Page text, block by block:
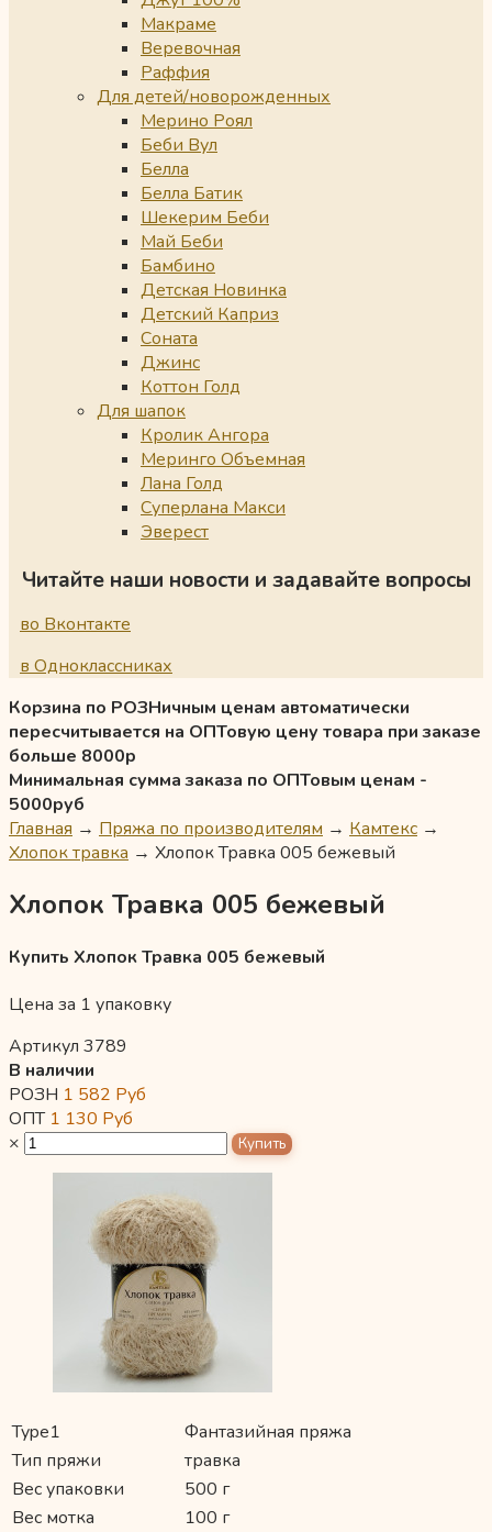
Макраме
Веревочная
Раффия
Для детей/новорожденных
Мерино Роял
Беби Вул
Белла
Белла Батик
Шекерим Беби
Май Беби
Бамбино
Детская Новинка
Детский Каприз
Соната
Джинс
Коттон Голд
Для шапок
Кролик Ангора
Меринго Объемная
Лана Голд
Суперлана Макси
Эверест
Читайте наши новости и задавайте вопросы
во Вконтакте
в Одноклассниках
Корзина по РОЗНичным ценам автоматически
пересчитывается на ОПТовую цену товара при заказе
больше 8000р
Минимальная сумма заказа по ОПТовым ценам -
5000руб
Главная → Пряжа по производителям → Камтекс →
Хлопок травка → Хлопок Травка 005 бежевый
Хлопок Травка 005 бежевый
Купить Хлопок Травка 005 бежевый
Цена за 1 упаковку
Артикул 3789
В наличии
РОЗН 1 582 Руб
ОПТ 1 130 Руб
×
Type1
Фантазийная пряжа
Тип пряжи
травка
Вес упаковки
500 г
Вес мотка
100 г